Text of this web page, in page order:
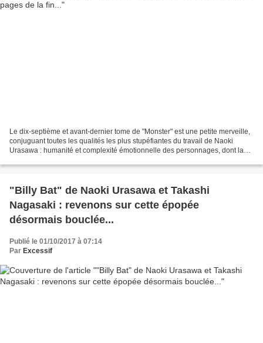
Le dix-septième et avant-dernier tome de "Monster" est une petite merveille,
conjuguant toutes les qualités les plus stupéfiantes du travail de Naoki
Urasawa : humanité et complexité émotionnelle des personnages, dont la
"Billy Bat" de Naoki Urasawa et Takashi
Nagasaki : revenons sur cette épopée
désormais bouclée...
Publié le 01/10/2017 à 07:14
Par Excessif